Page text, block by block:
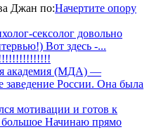
Джан по:Начертите опору
сексолог довольно
Вот здесь -...
академия (МДА) —
заведение России. Она была
мотивации и готов к
большое Начинаю прямо